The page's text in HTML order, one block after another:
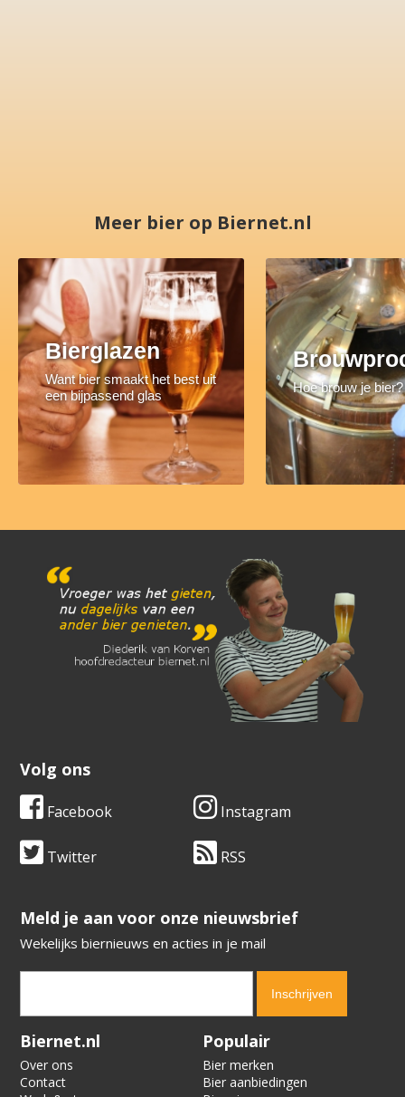
Meer bier op Biernet.nl
Bierglazen
Want bier smaakt het best uit
een bijpassend glas
Hoe brouw je bier?
Volg ons
Facebook Instagram
Twitter RSS
​​​​​​​Meld je aan voor onze nieuwsbrief
Wekelijks biernieuws en acties in je mail
Verification code:
Biernet.nl
Over ons
Contact
Populair
Bier merken
Bier aanbiedingen